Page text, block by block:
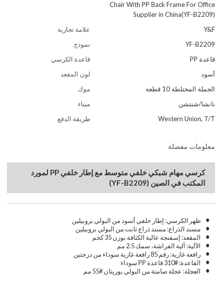
Chair With PP Back Frame For Office
Supplier in China(YF-B2209)
علامة تجارية
Y&F
نموذج
YF-B2209
قاعدة الكرسي
قاعدة PP
لون المقعد
أسود
موك
الجملة المختلطة 10 قطعة
ميناء
نانشا/شنتشن
طريقة الدفع
Western Union, T/T
معلومات مفصلة
المكتب في الصين (YF-B2209)
• ظهر الكرسي: إطار خلفي أسود من البولي بروبيلين
• مسند الذراع: مسند ذراع ثابت من البولي بروبيلين
• المقعد: إسفنجة عالية الكثافة بوزن 35 كجم
• الآلية: آلية الفراشة، سمك 2.5 مم
• رافعة غازية: رقم 85 رافعة غازية سوداء من درجتين
• القاعدة: #310 قاعدة PP سوداء
• العجلة: عجلة صامتة من البولي يوريثان #55 مم